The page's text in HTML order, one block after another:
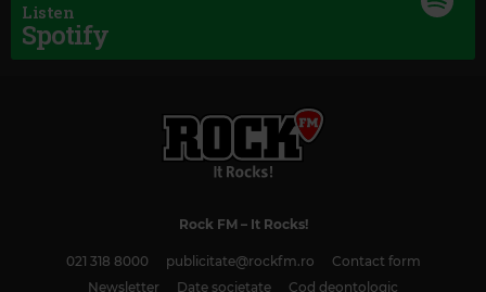
Magic Classic Music
DOWNTON ABBEY - THE SUITE
Listen
Spotify
Rock FM– It Rocks!
021 318 8000 publicitate@rockfm.ro
Contact form
Newsletter
Date societate Cod deontologic